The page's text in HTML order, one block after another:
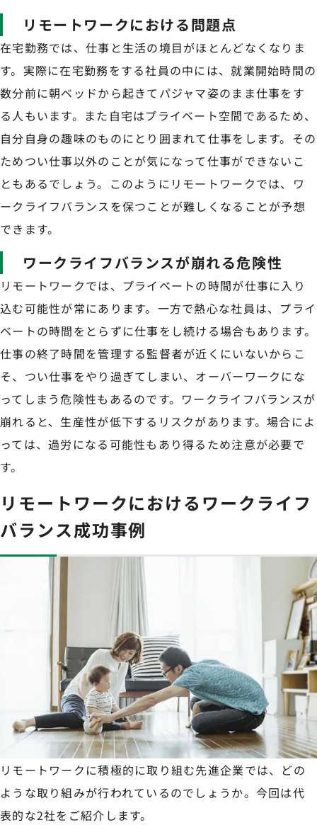
リモートワークにおける問題点
在宅勤務では、仕事と生活の境目がほとんどなくなりま
す。実際に在宅勤務をする社員の中には、就業開始時間の
数分前に朝ベッドから起きてパジャマ姿のまま仕事をす
る人もいます。また自宅はプライベート空間であるため、
自分自身の趣味のものにとり囲まれて仕事をします。その
ためつい仕事以外のことが気になって仕事ができないこ
ともあるでしょう。このようにリモートワークでは、ワ
ークライフバランスを保つことが難しくなることが予想
できます。
ワークライフバランスが崩れる危険性
リモートワークでは、プライベートの時間が仕事に入り
込む可能性が常にあります。一方で熱心な社員は、プライ
ベートの時間をとらずに仕事をし続ける場合もあります。
仕事の終了時間を管理する監督者が近くにいないからこ
そ、つい仕事をやり過ぎてしまい、オーバーワークにな
ってしまう危険性もあるのです。ワークライフバランスが
崩れると、生産性が低下するリスクがあります。場合によ
っては、過労になる可能性もあり得るため注意が必要で
す。
リモートワークにおけるワークライフ
バランス成功事例
リモートワークに積極的に取り組む先進企業では、どの
ような取り組みが行われているのでしょうか。今回は代
表的な2社をご紹介します。